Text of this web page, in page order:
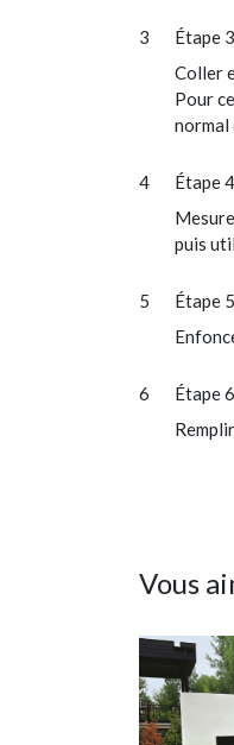
Étape 3
Coller
Pour
normal
Étape 4
puis
Étape 5
Étape 6
Vous